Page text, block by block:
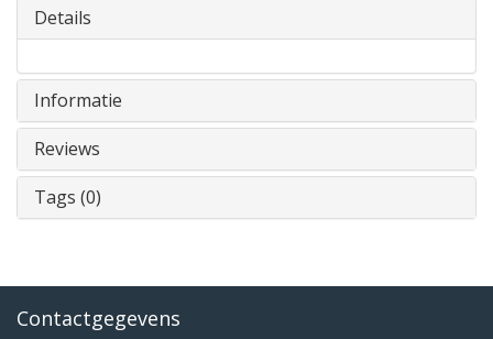
Details
Informatie
Reviews
Tags (0)
Contactgegevens